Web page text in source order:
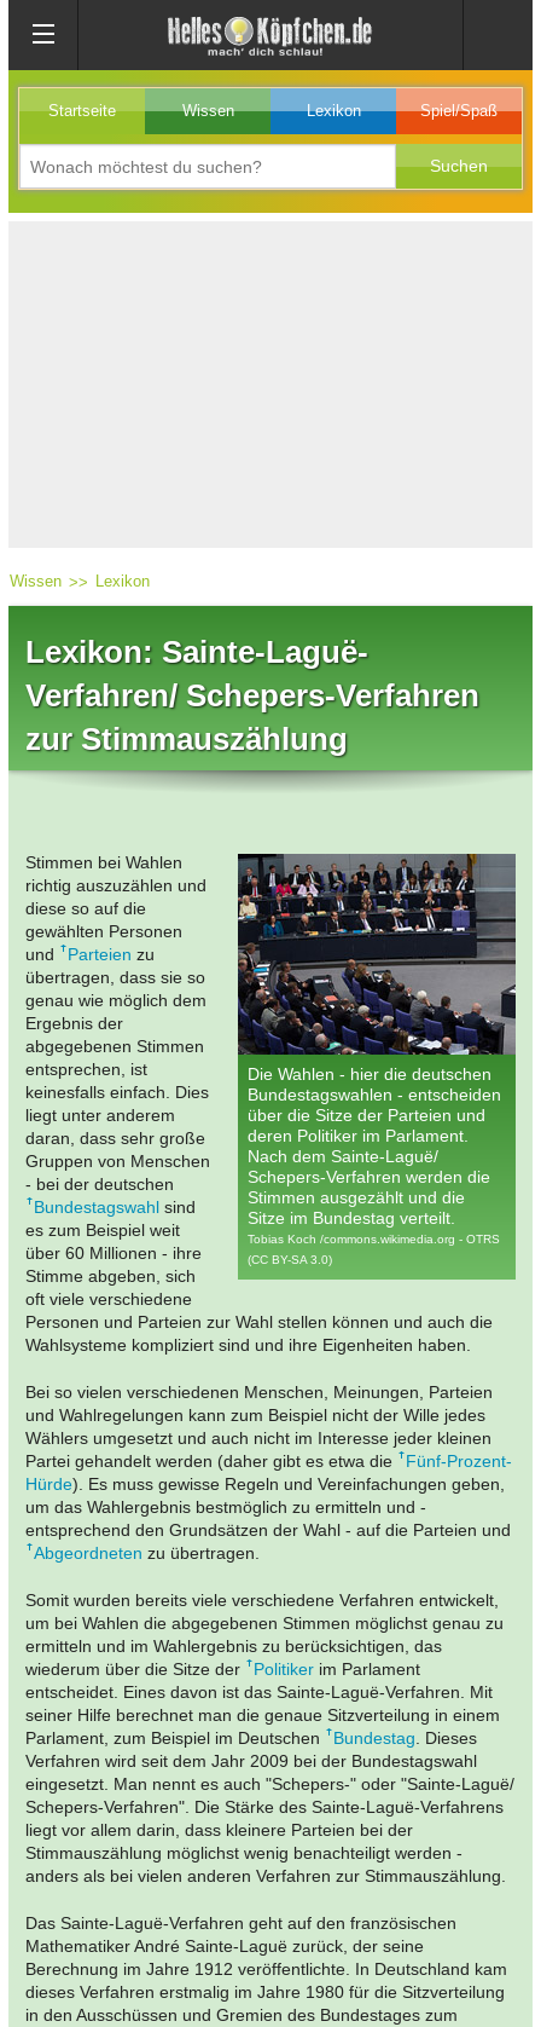
Startseite Wissen Lexikon Spiel/Spaß
Wissen Lexikon
Lexikon: Sainte-Laguë-
Verfahren/ Schepers-Verfahren
zur Stimmauszählung
Die Wahlen - hier die deutschen
Bundestagswahlen - entscheiden
über die Sitze der Parteien und
deren Politiker im Parlament.
Nach dem Sainte-Laguë/
Schepers-Verfahren werden die
Stimmen ausgezählt und die
Sitze im Bundestag verteilt.
Tobias Koch /commons.wikimedia.org - OTRS
(CC BY-SA 3.0)
Stimmen bei Wahlen
richtig auszuzählen und
diese so auf die
gewählten Personen
und
Parteien zu
übertragen, dass sie so
genau wie möglich dem
Ergebnis der
abgegebenen Stimmen
entsprechen, ist
keinesfalls einfach. Dies
liegt unter anderem
daran, dass sehr große
Gruppen von Menschen
- bei der deutschen
Bundestagswahl sind
es zum Beispiel weit
über 60 Millionen - ihre
Stimme abgeben, sich
oft viele verschiedene
Personen und Parteien zur Wahl stellen können und auch die
Wahlsysteme kompliziert sind und ihre Eigenheiten haben.
Bei so vielen verschiedenen Menschen, Meinungen, Parteien
und Wahlregelungen kann zum Beispiel nicht der Wille jedes
Wählers umgesetzt und auch nicht im Interesse jeder kleinen
Partei gehandelt werden (daher gibt es etwa die
Fünf-Prozent-
Hürde). Es muss gewisse Regeln und Vereinfachungen geben,
um das Wahlergebnis bestmöglich zu ermitteln und -
entsprechend den Grundsätzen der Wahl - auf die Parteien und
Abgeordneten zu übertragen.
Somit wurden bereits viele verschiedene Verfahren entwickelt,
um bei Wahlen die abgegebenen Stimmen möglichst genau zu
ermitteln und im Wahlergebnis zu berücksichtigen, das
wiederum über die Sitze der
Politiker im Parlament
entscheidet. Eines davon ist das Sainte-Laguë-Verfahren. Mit
seiner Hilfe berechnet man die genaue Sitzverteilung in einem
Parlament, zum Beispiel im Deutschen
Bundestag. Dieses
Verfahren wird seit dem Jahr 2009 bei der Bundestagswahl
eingesetzt. Man nennt es auch "Schepers-" oder "Sainte-Laguë/
Schepers-Verfahren". Die Stärke des Sainte-Laguë-Verfahrens
liegt vor allem darin, dass kleinere Parteien bei der
Stimmauszählung möglichst wenig benachteiligt werden -
anders als bei vielen anderen Verfahren zur Stimmauszählung.
Das Sainte-Laguë-Verfahren geht auf den französischen
Mathematiker André Sainte-Laguë zurück, der seine
Berechnung im Jahre 1912 veröffentlichte. In Deutschland kam
dieses Verfahren erstmalig im Jahre 1980 für die Sitzverteilung
in den Ausschüssen und Gremien des Bundestages zum